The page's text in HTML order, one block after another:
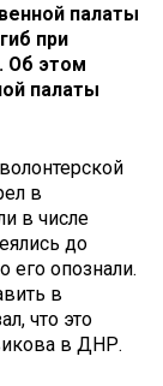
палаты
при
Об этом
палаты
в
в числе
до
его опознали.
в
что это
в ДНР.